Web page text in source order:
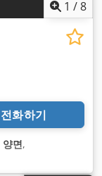
1 /8
전화하기
양면,